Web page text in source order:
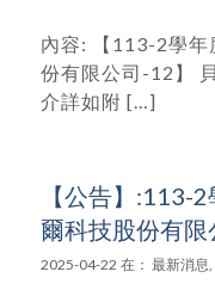
內容: 【113-2學年
份有限公司-12】
介詳如附 […]
【公告】:113-
爾科技股份有
2025-04-22 在： 最新消息,